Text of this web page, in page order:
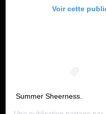
Voir cette
Summer Sheerness.